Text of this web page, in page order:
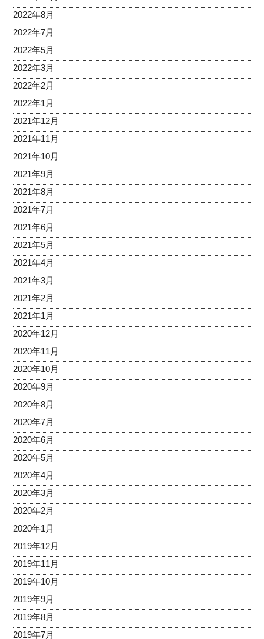
2022年8月
2022年7月
2022年5月
2022年3月
2022年2月
2022年1月
2021年12月
2021年11月
2021年10月
2021年9月
2021年8月
2021年7月
2021年6月
2021年5月
2021年4月
2021年3月
2021年2月
2021年1月
2020年12月
2020年11月
2020年10月
2020年9月
2020年8月
2020年7月
2020年6月
2020年5月
2020年4月
2020年3月
2020年2月
2020年1月
2019年12月
2019年11月
2019年10月
2019年9月
2019年8月
2019年7月